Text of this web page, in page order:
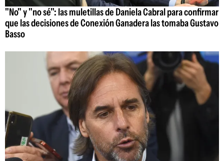
"No" y "no sé": las muletillas de Daniela Cabral para confirmar
que las decisiones de Conexión Ganadera las tomaba Gustavo
Basso